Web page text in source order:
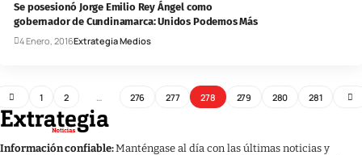
Se posesionó Jorge Emilio Rey Ángel como
gobernador de Cundinamarca: Unidos Podemos Más
4 Enero, 2016Extrategia Medios
1 2 … 276 277 278 279 280 281
Información confiable:Manténgase al día con las últimas noticias y